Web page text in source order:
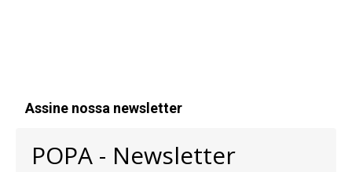
Assine nossa newsletter
POPA - Newsletter